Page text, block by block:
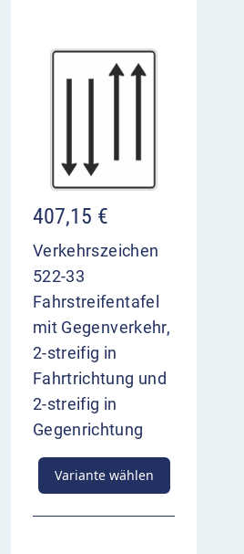
407,15 €
Verkehrszeichen
522-33
Fahrstreifentafel
mit Gegenverkehr,
2-streifig in
Fahrtrichtung und
2-streifig in
Gegenrichtung
Variante wählen